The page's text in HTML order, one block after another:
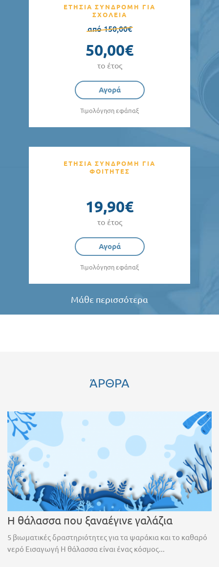
ΕΤΗΣΙΑ ΣΥΝΔΡΟΜΗ ΓΙΑ
ΣΧΟΛΕΙΑ
από 150,00€
50,00€
το έτος
Αγορά
Τιμολόγηση εφάπαξ
ΕΤΗΣΙΑ ΣΥΝΔΡΟΜΗ ΓΙΑ
ΦΟΙΤΗΤΕΣ
19,90€
το έτος
Αγορά
Τιμολόγηση εφάπαξ
Μάθε περισσότερα
ΆΡΘΡΑ
Η θάλασσα που ξαναέγινε γαλάζια
5 βιωματικές δραστηριότητες για τα ψαράκια και το καθαρό
νερό Εισαγωγή Η θάλασσα είναι ένας κόσμος...